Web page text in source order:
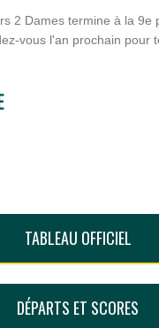
2 Dames termine à la 9e
vous l'an prochain pour
TABLEAU OFFICIEL
DÉPARTS ET SCORES